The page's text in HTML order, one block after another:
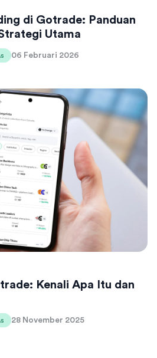
di Gotrade: Panduan
Utama
06 Februari 2026
Kenali Apa Itu dan
28 November 2025